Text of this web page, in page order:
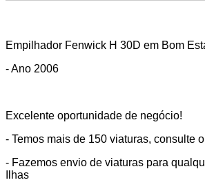
Empilhador Fenwick H 30D em Bom
- Ano 2006
Excelente oportunidade de negócio!
- Temos mais de 150 viaturas, consulte
- Fazemos envio de viaturas para
Ilhas